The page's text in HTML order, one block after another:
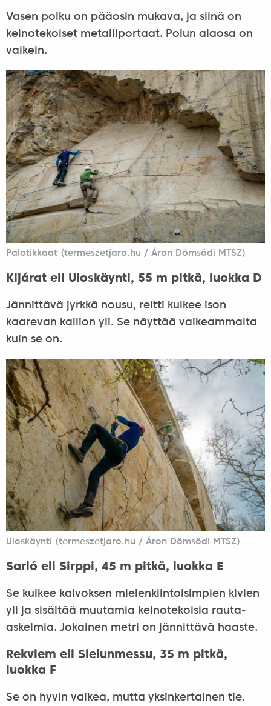
Vasen polku on pääosin mukava, ja siinä on
keinotekoiset metalliportaat. Polun alaosa on
vaikein.
Palotikkaat (termeszetjaro.hu / Áron Dömsödi MTSZ)
Kijárat eli Uloskäynti, 55 m pitkä, luokka D
Jännittävä jyrkkä nousu, reitti kulkee ison
kaarevan kallion yli. Se näyttää vaikeammalta
kuin se on.
Uloskäynti (termeszetjaro.hu / Áron Dömsödi MTSZ)
Sarló eli Sirppi, 45 m pitkä, luokka E
Se kulkee kaivoksen mielenkiintoisimpien kivien
yli ja sisältää muutamia keinotekoisia rauta-
askelmia. Jokainen metri on jännittävä haaste.
Rekviem eli Sielunmessu, 35 m pitkä,
luokka F
Se on hyvin vaikea, mutta yksinkertainen tie.